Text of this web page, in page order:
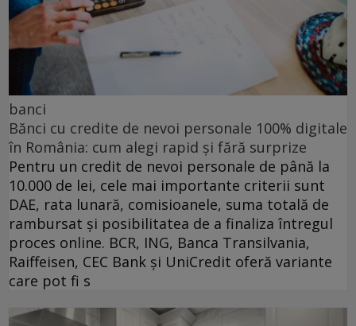
banci
Bănci cu credite de nevoi personale 100% digitale
în România: cum alegi rapid și fără surprize
Pentru un credit de nevoi personale de până la
10.000 de lei, cele mai importante criterii sunt
DAE, rata lunară, comisioanele, suma totală de
rambursat și posibilitatea de a finaliza întregul
proces online. BCR, ING, Banca Transilvania,
Raiffeisen, CEC Bank și UniCredit oferă variante
care pot fi s